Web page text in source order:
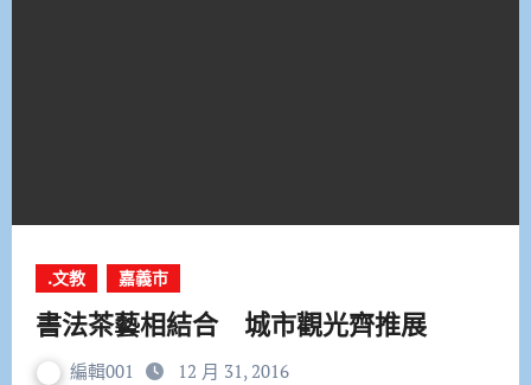
.文教 嘉義市
書法茶藝相結合 城市觀光齊推展
編輯001 12 月 31, 2016